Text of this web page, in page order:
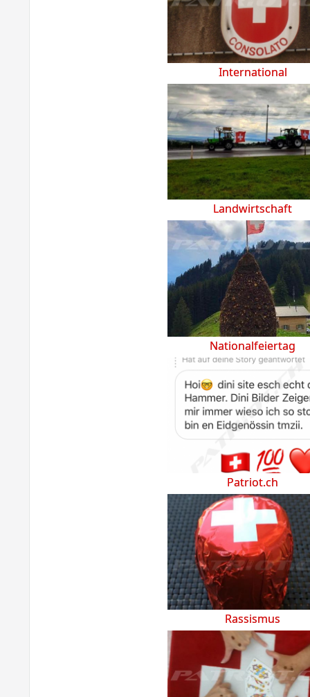
International
Landwirtschaft
Nationalfeiertag
Patriot.ch
Rassismus